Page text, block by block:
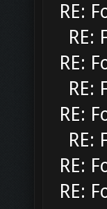
RE:
RE:
RE:
RE:
RE:
RE:
RE:
RE: